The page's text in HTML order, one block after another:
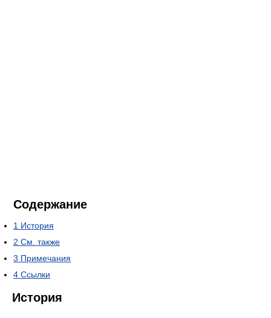
Содержание
1 История
2 См. также
3 Примечания
4 Ссылки
История